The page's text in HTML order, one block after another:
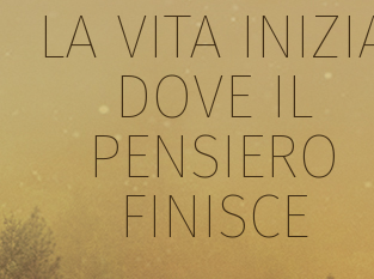
LA VITA
DOVE IL
PENSIERO
FINISCE